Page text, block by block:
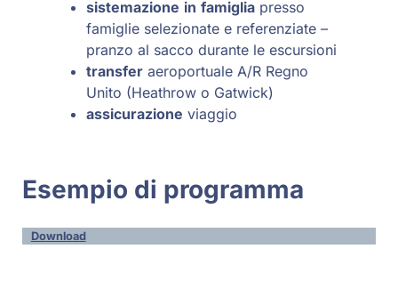
sistemazione in famigliapresso
famiglie selezionate e referenziate –
pranzo al sacco durante le escursioni
transferaeroportuale A/R Regno
Unito (Heathrow o Gatwick)
assicurazione viaggio
Esempio di programma
Download